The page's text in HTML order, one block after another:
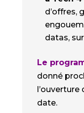
d’offres,
datas,
Le
donné
l’ouverture
date.